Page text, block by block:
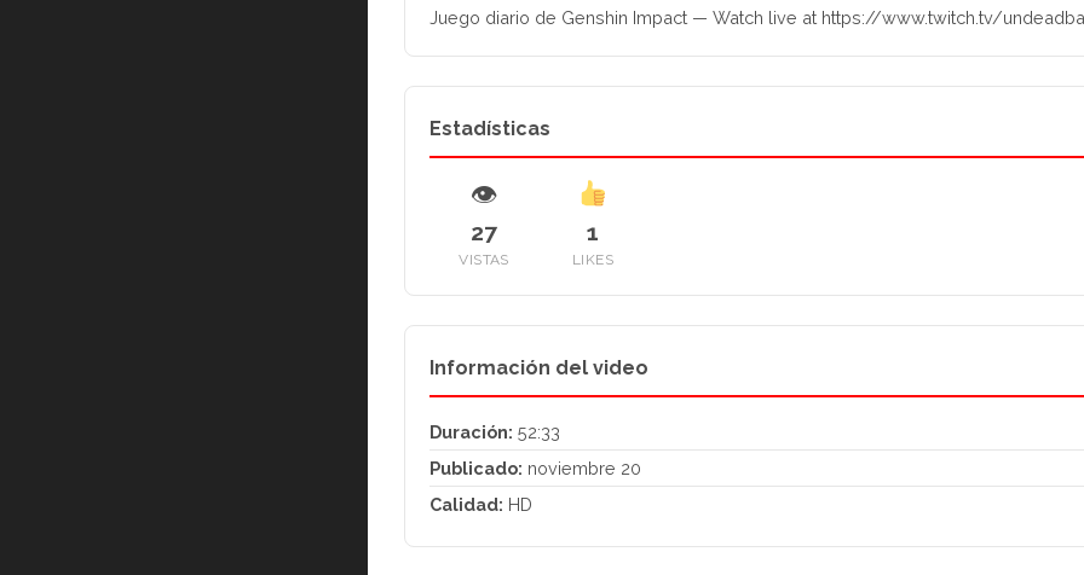
Juego diario de Genshin Impact — Watch live at https://www.twitch.tv/
Estadísticas
👁
27
VISTAS
1
LIKES
Información del video
Duración: 52:33
Publicado: noviembre 20
Calidad: HD